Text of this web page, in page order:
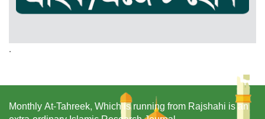
.
Monthly At-Tahreek, Which is running from Rajshahi is an